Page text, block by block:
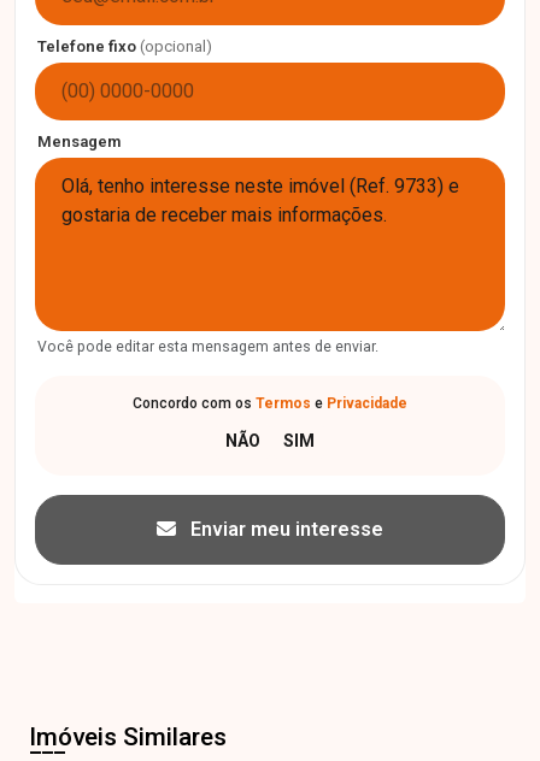
Telefone fixo (opcional)
Mensagem
Você pode editar esta mensagem antes de enviar.
Concordo com os Termos e Privacidade
Enviar meu interesse
Imóveis Similares